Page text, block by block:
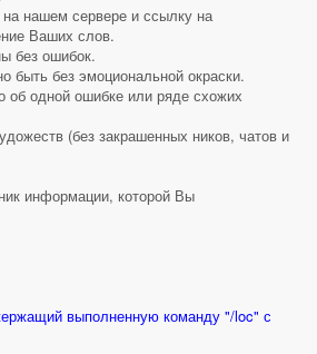
нашем сервере и ссылку на
Ваших слов.
без ошибок.
без эмоциональной окраски.
одной ошибке или ряде схожих
(без закрашенных ников, чатов и
информации, которой Вы
выполненную команду "/loc" с